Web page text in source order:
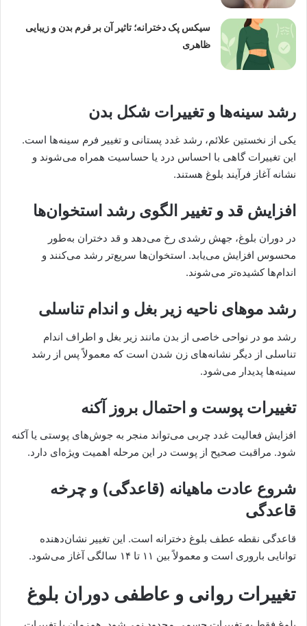
سیکس پک دخترانه؛ تاثیر آن بر فرم بدن و زیبایی
ظاهری
رشد سینه‌ها و تغییرات شکل بدن
یکی از نخستین علائم، رشد غدد پستانی و تغییر فرم سینه‌ها است.
این تغییرات گاهی با احساس درد یا حساسیت همراه می‌شوند و
نشانه آغاز فرآیند بلوغ هستند.
افزایش قد و تغییر الگوی رشد استخوان‌ها
در دوران بلوغ، جهش رشدی رخ می‌دهد و قد دختران به‌طور
محسوس افزایش می‌یابد. استخوان‌ها سریع‌تر رشد می‌کنند و
اندام‌ها کشیده‌تر می‌شوند.
رشد موهای ناحیه زیر بغل و اندام تناسلی
رشد مو در نواحی خاصی از بدن مانند زیر بغل و اطراف اندام
تناسلی از دیگر نشانه‌های زن شدن است که معمولاً پس از رشد
سینه‌ها پدیدار می‌شود.
تغییرات پوست و احتمال بروز آکنه
افزایش فعالیت غدد چربی می‌تواند منجر به جوش‌های پوستی یا آکنه
شود. مراقبت صحیح از پوست در این مرحله اهمیت ویژه‌ای دارد.
شروع عادت ماهیانه (قاعدگی) و چرخه
قاعدگی
قاعدگی نقطه عطف بلوغ دخترانه است. این تغییر نشان‌دهنده
توانایی باروری است و معمولاً بین ۱۱ تا ۱۴ سالگی آغاز می‌شود.
تغییرات روانی و عاطفی دوران بلوغ